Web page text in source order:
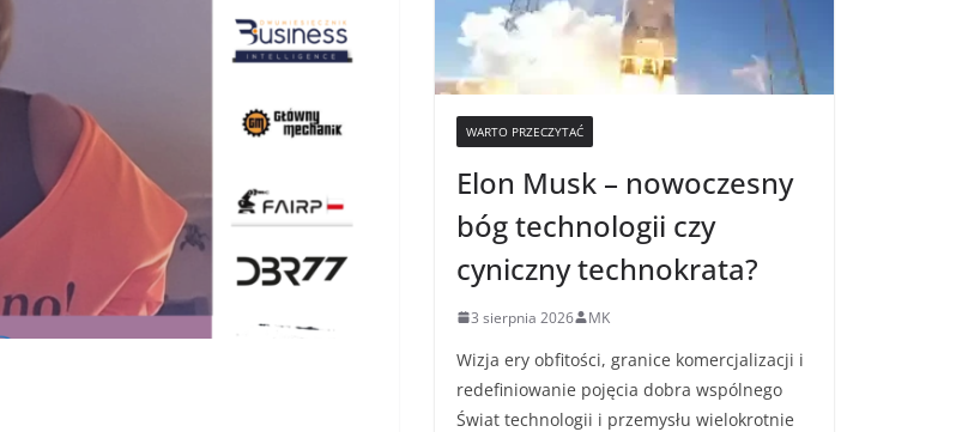
WARTO PRZECZYTAĆ
Elon Musk – nowoczesny
bóg technologii czy
cyniczny technokrata?
3 sierpnia 2026 MK
Wizja ery obfitości, granice komercjalizacji i
redefiniowanie pojęcia dobra wspólnego
Świat technologii i przemysłu wielokrotnie